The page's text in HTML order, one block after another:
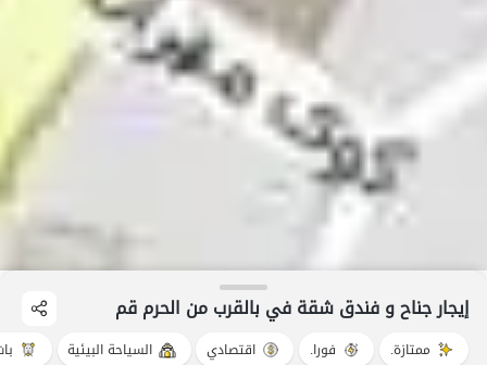
إيجار جناح و فندق شقة في بالقرب من الحرم قم
ممتازة. فورا. اقتصادي السياحة البيئية